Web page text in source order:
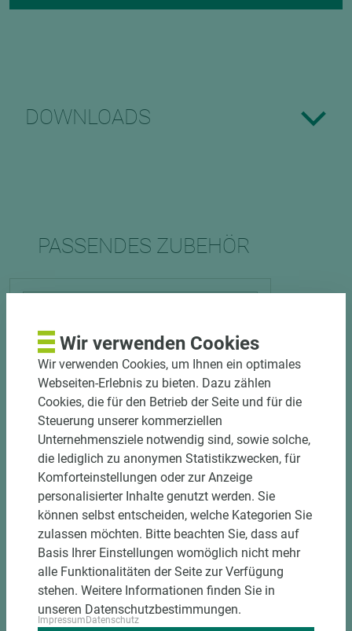
DOWNLOADS
PASSENDES ZUBEHÖR
James Hardie Fassadenverkleidung
Hardie® VL Plank Anthrazitgrau
N+F Holzstruktur
Länge (mm)
3.600
Breite (mm)
214
Stärke (mm)
11
Wir verwenden Cookies
Wir verwenden Cookies, um Ihnen ein optimales
Webseiten-Erlebnis zu bieten. Dazu zählen
Cookies, die für den Betrieb der Seite und für die
Steuerung unserer kommerziellen
Unternehmensziele notwendig sind, sowie solche,
die lediglich zu anonymen Statistikzwecken, für
Komforteinstellungen oder zur Anzeige
personalisierter Inhalte genutzt werden. Sie
können selbst entscheiden, welche Kategorien Sie
zulassen möchten. Bitte beachten Sie, dass auf
Basis Ihrer Einstellungen womöglich nicht mehr
alle Funktionalitäten der Seite zur Verfügung
stehen. Weitere Informationen finden Sie in
unseren Datenschutzbestimmungen.
ImpressumDatenschutz